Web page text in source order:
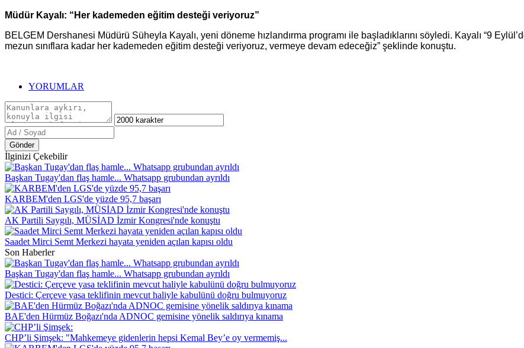
Müdür Kayalı: “Her kademeden eğitim desteği veriyoruz”
BELGEM Dershanesi Müdürü Süheyla Kayalı, yeni döneme hızlandırma programı ile başladıklarını söyledi. Kayalı “9
mezun sınıflara kadar her kademeden eğitim desteği veriyoruz, vermeye devam edeceğiz” şeklinde konuştu.
YORUMLAR
Gönder
İlginizi Çekebilir
Başkan Tugay'dan flaş hamle... Whatsapp grubundan ayrıldı
KARBEM'den LGS'de yüzde 95,7 başarı
AK Partili Saygılı, MÜSİAD İzmir Kongresi'nde konuştu
Saadet Mirci Semt Merkezi hayata yeniden açılan kapısı oldu
Son Haberler
Başkan Tugay'dan flaş hamle... Whatsapp grubundan ayrıldı
Destici: Çerçeve yasa teklifinin mevcut haliyle kabulünü doğru bulmuyoruz
BAE'den Hürmüz Boğazı'nda ADNOC gemisine yönelik saldırıya kınama
CHP’li Şimşek: "Mahkemeye gidenlerin hepsi Kemal Bey’e oy vermemiş...